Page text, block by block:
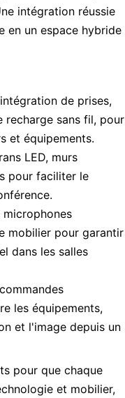
intégration réussie
en un espace hybride
de prises,
recharge sans fil, pour
et équipements.
LED, murs
pour faciliter le
mobilier pour garantir
dans les salles
les équipements,
et l'image depuis un
pour que chaque
et mobilier,